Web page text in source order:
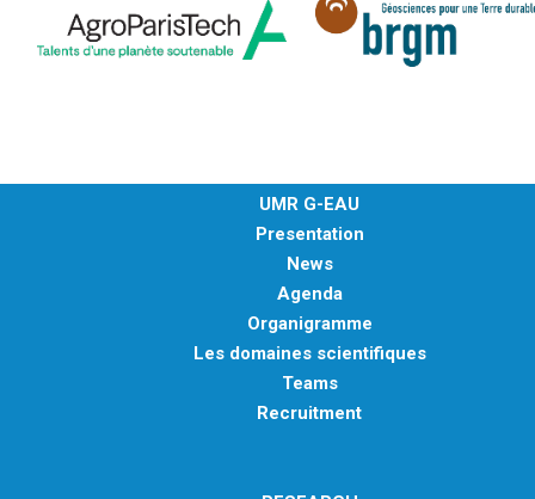
UMR G-EAU
Presentation
News
Agenda
Organigramme
Les domaines scientifiques
Teams
Recruitment